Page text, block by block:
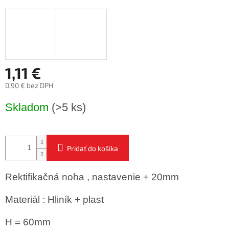
1,11 €
0,90 € bez DPH
cena:
Skladom (>5 ks)
Pridať do košíka
Rektifikačná noha , nastavenie + 20mm
Materiál : Hliník + plast
H = 60mm